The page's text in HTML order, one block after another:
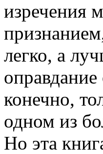
изречения
легко, а
оправдание
конечно,
одном из
Но эта